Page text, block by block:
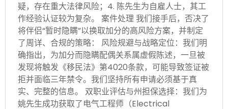
疑，存在重大法律风险；4. 陈先生为自雇人士，其工
作经验认证较为复杂。 案件处理 我们接手后，否决了
将伴侣“暂时隐瞒”以换取加分的高风险方案，并制定
了周详、合规的策略： 风险规避与战略定位：我们明
确指出，为加分而隐瞒配偶关系属虚假陈述，一旦被
发现将触发《移民法》第4020条款，可能导致签证被
拒并面临三年禁令。我们坚持所有申请必须基于真
实、完整的信息。 双职业评估与州担保选择：我们为
姚先生成功获取了电气工程师（Electrical